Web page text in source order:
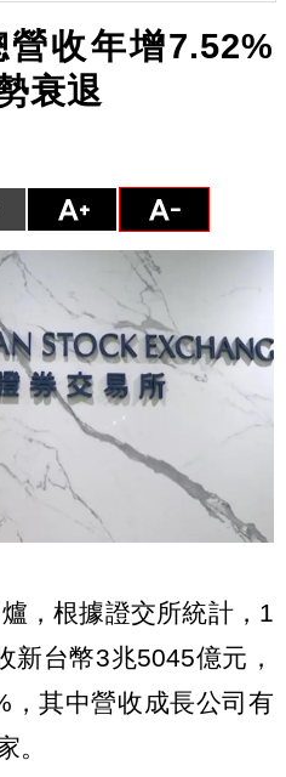
收年增7.52%
衰退
，根據證交所統計，1
新台幣3兆5045億元，
，其中營收成長公司有
。